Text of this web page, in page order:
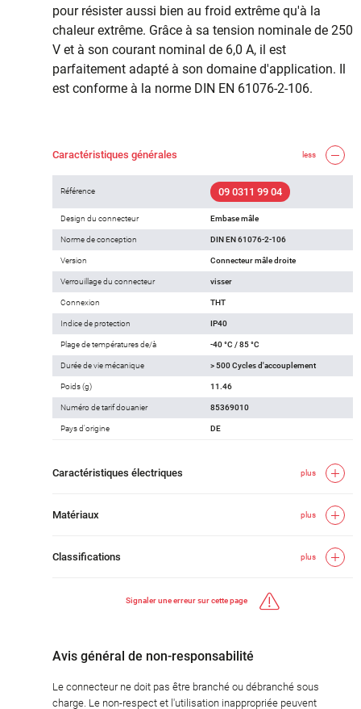
pour résister aussi bien au froid extrême qu'à la
chaleur extrême. Grâce à sa tension nominale de 250
V et à son courant nominal de 6,0 A, il est
parfaitement adapté à son domaine d'application. Il
est conforme à la norme DIN EN 61076-2-106.
Caractéristiques générales less
Référence 09 0311 99 04
Design du connecteur Embase mâle
Norme de conception DIN EN 61076-2-106
Version Connecteur mâle droite
Verrouillage du connecteur visser
Connexion THT
Indice de protection IP40
Plage de températures de/à -40 °C / 85 °C
Durée de vie mécanique > 500 Cycles d'accouplement
Poids (g) 11.46
Numéro de tarif douanier 85369010
Pays d'origine DE
Caractéristiques électriques plus
Matériaux plus
Classifications plus
Signaler une erreur sur cette page
Avis général de non-responsabilité
Le connecteur ne doit pas être branché ou débranché sous
charge. Le non-respect et l'utilisation inappropriée peuvent